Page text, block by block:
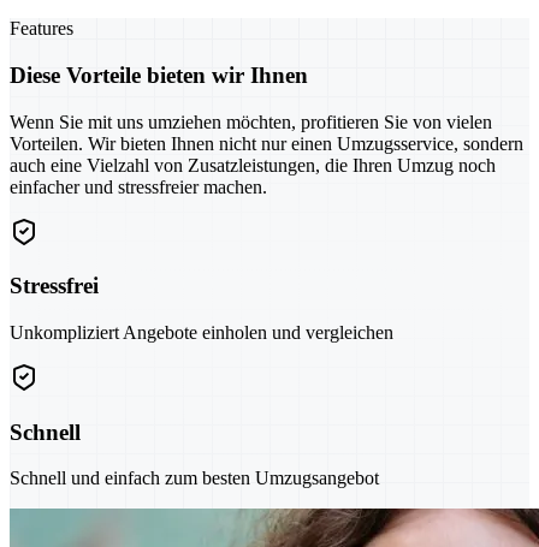
Features
Diese Vorteile bieten wir Ihnen
Wenn Sie mit uns umziehen möchten, profitieren Sie von vielen
Vorteilen. Wir bieten Ihnen nicht nur einen Umzugsservice, sondern
auch eine Vielzahl von Zusatzleistungen, die Ihren Umzug noch
einfacher und stressfreier machen.
Stressfrei
Unkompliziert Angebote einholen und vergleichen
Schnell
Schnell und einfach zum besten Umzugsangebot